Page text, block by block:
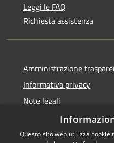
Leggi le FAQ
Richiesta assistenza
Amministrazione
Informativa privacy
Note legali
Dichiarazione di
Questo sito web utilizza